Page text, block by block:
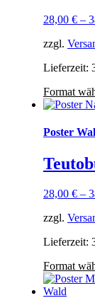
28,00 €–
zzgl.
Lieferzeit:
Format
Poster
28,00 €–
zzgl.
Lieferzeit:
Format